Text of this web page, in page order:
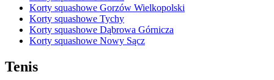
Korty squashowe Gorzów Wielkopolski
Korty squashowe Tychy
Korty squashowe Dąbrowa Górnicza
Korty squashowe Nowy Sącz
Tenis